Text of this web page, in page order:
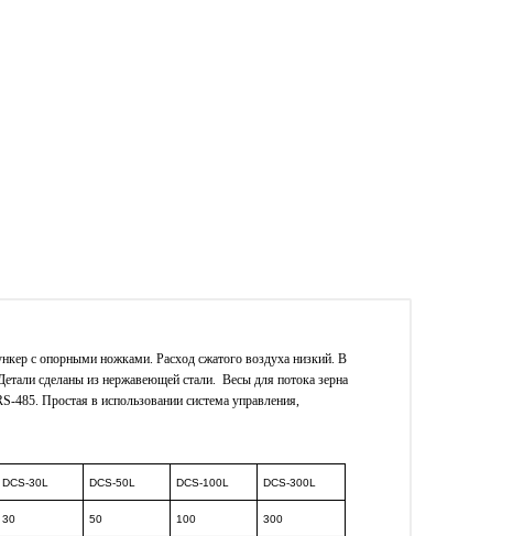
с опорными ножками. Расход сжатого воздуха низкий. В
сделаны из нержавеющей стали. Весы для потока зерна
Простая в использовании система управления,
DCS-30L DCS-50L DCS-100L DCS-300L
30 50 100 300